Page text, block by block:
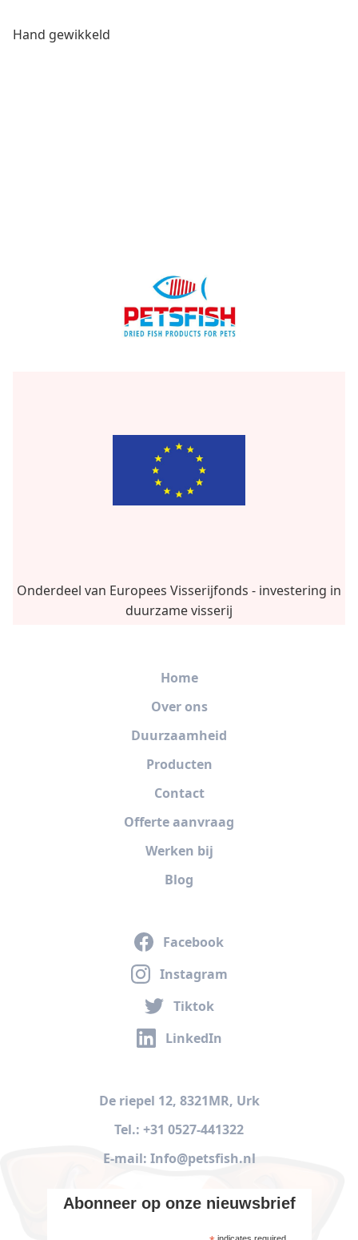
Hand gewikkeld
Onderdeel van Europees Visserijfonds - investering in
duurzame visserij
Home
Over ons
Duurzaamheid
Producten
Contact
Offerte aanvraag
Werken bij
Blog
Facebook
Instagram
Tiktok
LinkedIn
De riepel 12, 8321MR, Urk
Tel.: +31 0527-441322
E-mail: Info@petsfish.nl
Abonneer op onze nieuwsbrief